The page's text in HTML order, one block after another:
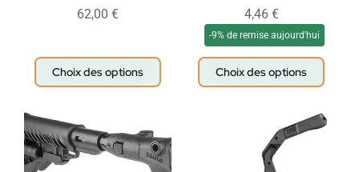
62,00 €
Choix des options
4,46 €
-9% de remise aujourd'hui
Choix des options